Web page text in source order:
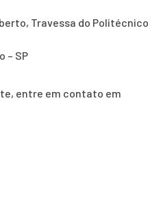
Travessa do
– SP
entre em contato em